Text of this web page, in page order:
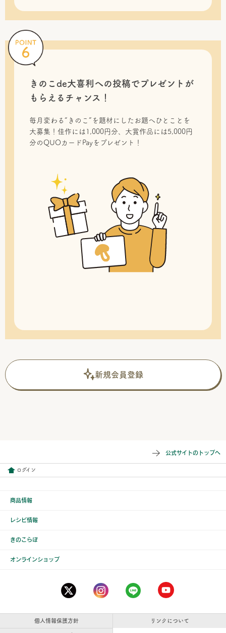
きのこde大喜利への投稿でプレゼントが
もらえるチャンス！
毎月変わる“きのこ”を題材にしたお題へひとことを
大募集！佳作には1,000円分、大賞作品には5,000円
分のQUOカードPayをプレゼント！
新規会員登録
公式サイトのトップへ
ログイン
商品情報
レシピ情報
きのこらぼ
オンラインショップ
個人情報保護方針 リンクについて